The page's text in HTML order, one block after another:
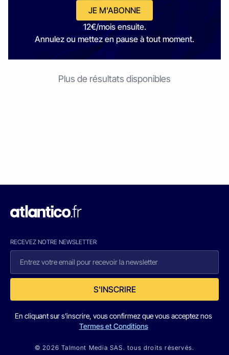
JE M'ABONNE
12€/mois ensuite.
Annulez ou mettez en pause à tout moment.
Plus de résultats disponibles
RECEVEZ NOTRE NEWSLETTER
S'INSCRIRE
En cliquant sur s'inscrire, vous confirmez que vous acceptez nos
Termes et Conditions
© 2026 Talmont Media SAS. tous droits réservés.